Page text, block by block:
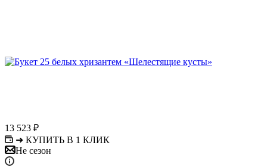
13 523 ₽
➜ КУПИТЬ В 1 КЛИК
Не сезон